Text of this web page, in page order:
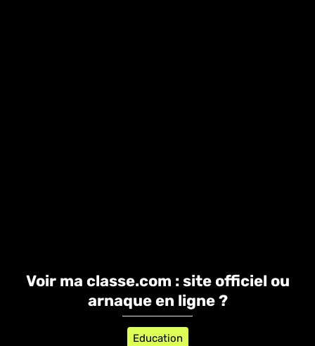
Voir ma classe.com : site officiel ou
arnaque en ligne ?
Education